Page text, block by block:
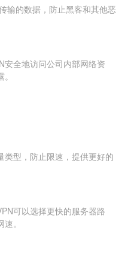
输的数据，防止黑客和其他恶
安全地访问公司内部网络资
类型，防止限速，提供更好的
可以选择更快的服务器路
。